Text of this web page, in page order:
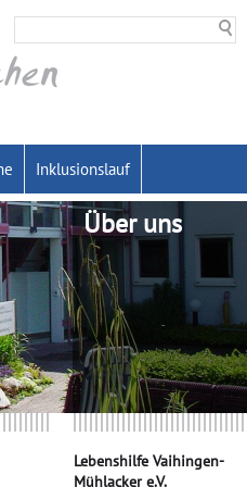
Inklusionslauf
Über uns
Lebenshilfe Vaihingen-
Mühlacker e.V.